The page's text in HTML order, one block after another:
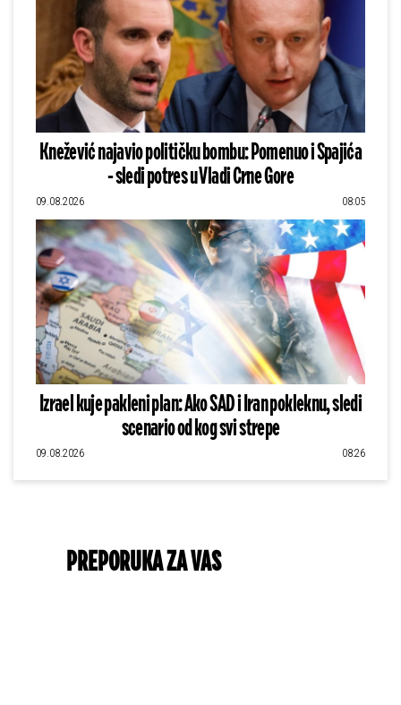
Knežević najavio političku bombu: Pomenuo i Spajića
- sledi potres u Vladi Crne Gore
09.08.2026 08:05
Izrael kuje pakleni plan: Ako SAD i Iran pokleknu, sledi
scenario od kog svi strepe
09.08.2026 08:26
PREPORUKA ZA VAS